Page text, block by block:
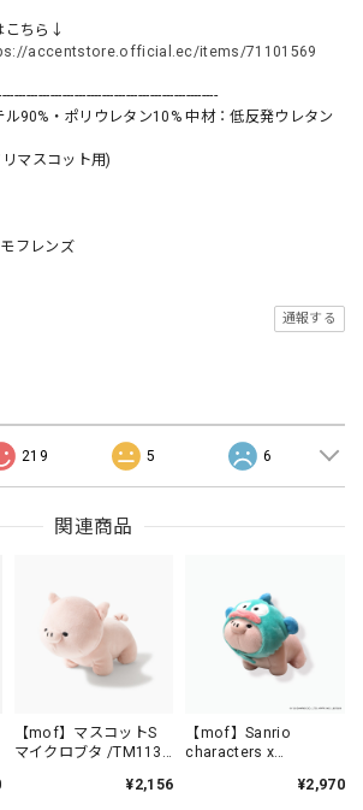
こちら↓
accentstore.official.ec/items/71101569
90%・ポリウレタン10% 中材：低反発ウレタン
マスコット用)
フレンズ
通報する
219 5 6
関連商品
【mof】マスコットS
マイクロブタ /TM113-
¥2,156
【mof】Sanrio
characters x
しテノリマスコット¥2,970